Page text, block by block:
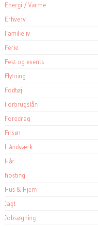
Energi / Varme
Erhverv
Familieliv
Ferie
Fest og events
Flytning
Fodtøj
Forbrugslån
Foredrag
Frisør
Håndværk
Hår
hosting
Hus & Hjem
Jagt
Jobsøgning